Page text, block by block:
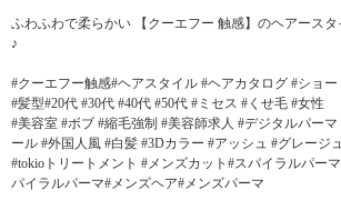
ふわふわで柔らかい 【クーエフー 触感】のヘアース
♪
#クーエフー触感#ヘアスタイル #ヘアカタログ #ショ
#髪型#20代 #30代 #40代 #50代 #ミセス #くせ毛 #女性
#美容室 #ボブ #縮毛強制 #美容師求人 #デジタルパーマ
ール #外国人風 #白髪 #3Dカラー #アッシュ #グレージ
#tokioトリートメント #メンズカット#スパイラルパー
パイラルパーマ#メンズヘア#メンズパーマ